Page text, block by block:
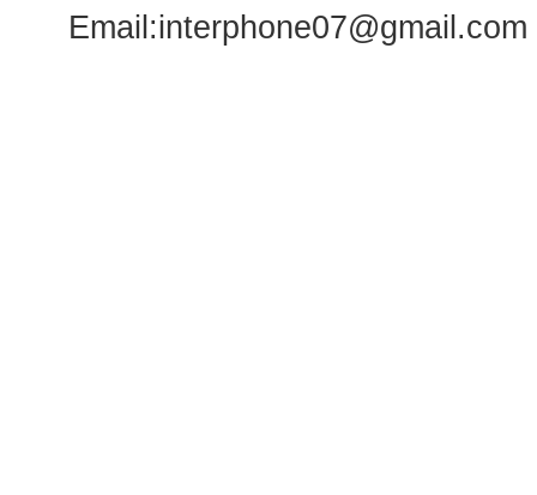
Email:interphone07@gmail.com